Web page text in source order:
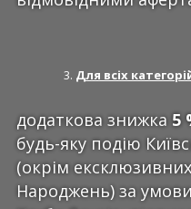
Для всіх
додаткова знижка 5
будь-яку подію
(окрім
Народжень) за